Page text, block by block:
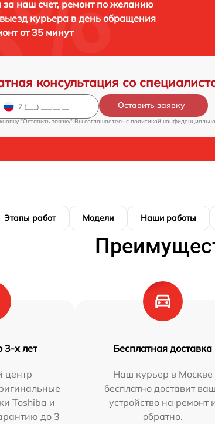
наш счет, ремонт по желанию
курьера в день обращения
от 35 минут
консультация со
Оставить заявку
"Оставить заявку" Вы соглашаетесь c политикой
Этапы работ Модели Наши работы
3-х лет
центр
Toshiba и
до 3
Бесплатная доставка
Наш курьер в Москве
бесплатно доставит
устройство на ремонт
обратно.